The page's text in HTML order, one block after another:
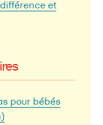
et
pour bébés